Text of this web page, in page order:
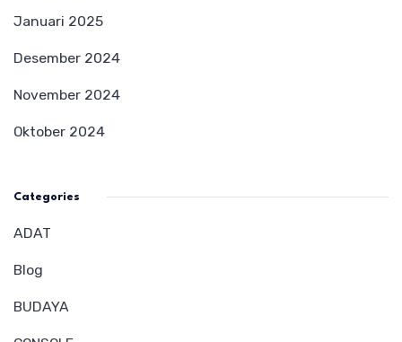
Januari 2025
Desember 2024
November 2024
Oktober 2024
Categories
ADAT
Blog
BUDAYA